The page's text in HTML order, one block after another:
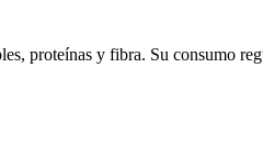
proteínas y fibra. Su consumo